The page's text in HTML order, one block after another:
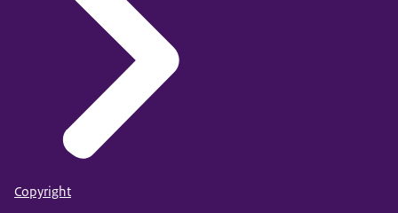
Copyright